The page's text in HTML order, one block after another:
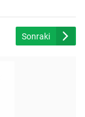
Sonraki